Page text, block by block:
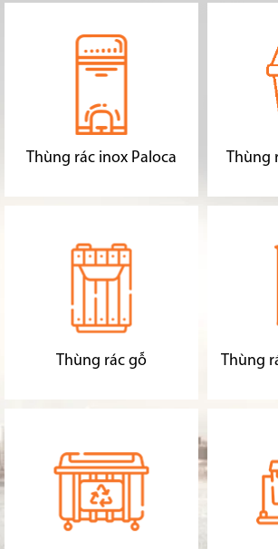
Thùng rác inox Paloca Thùng
Thùng rác gỗ Thùng